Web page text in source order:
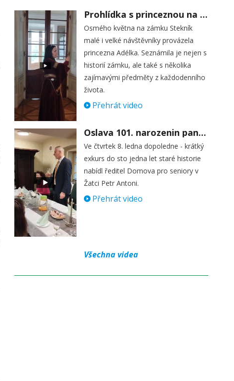
Prohlídka s princeznou na zámku Stekník
Osmého května na zámku Stekník
malé i velké návštěvníky provázela
princezna Adélka. Seznámila je nejen s
historií zámku, ale také s několika
zajímavými předměty z každodenního
života.
Přehrát video
Oslava 101. narozenin paní Věry Skořepové
Ve čtvrtek 8. ledna dopoledne - krátký
exkurs do sto jedna let staré historie
nabídl ředitel Domova pro seniory v
Žatci Petr Antoni.
Přehrát video
Všechna videa